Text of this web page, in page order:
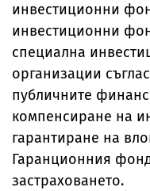
инвестиционни
инвестиционни
специална
организации
публичните
компенсиране на
гарантиране на
Гаранционния
застраховането.